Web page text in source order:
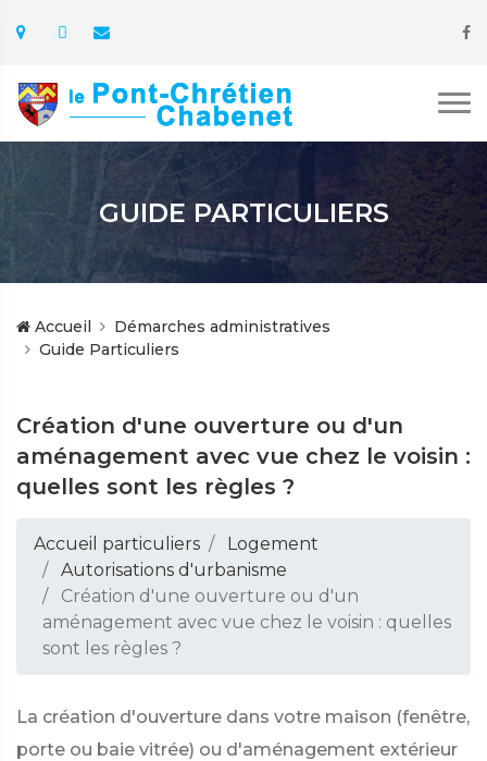
GUIDE PARTICULIERS
Accueil
Démarches administratives
Guide Particuliers
Création d'une ouverture ou d'un
aménagement avec vue chez le voisin :
quelles sont les règles ?
Accueil particuliers
Logement
Autorisations d'urbanisme
Création d'une ouverture ou d'un
aménagement avec vue chez le voisin : quelles
sont les règles ?
La création d'ouverture dans votre maison (fenêtre,
porte ou baie vitrée) ou d'aménagement extérieur